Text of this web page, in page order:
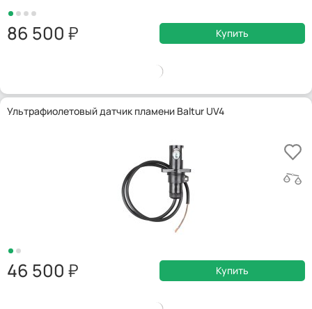
86 500 Купить
Ультрафиолетовый датчик пламени Baltur UV4
46 500 Купить